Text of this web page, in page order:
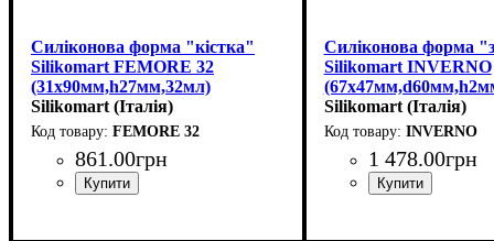
Силіконова форма "кістка"
Silikomart FEMORE 32
(31x90мм,h27мм,32мл)
Silikomart (Італія)
FEMORE 32
861.00грн
Силіконова форма
Silikomart INVERNO
Silikomart (Італія)
INVERNO
1 478.00грн